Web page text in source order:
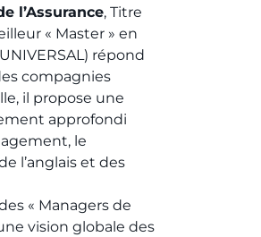
l’Assurance, Titre
« Master » en
répond
compagnies
il propose une
approfondi
le
l’anglais et des
« Managers de
vision globale des